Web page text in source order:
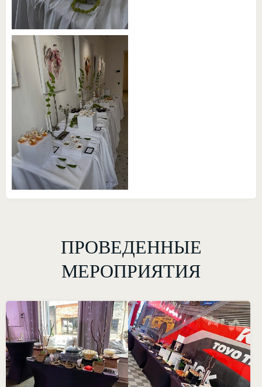
ПРОВЕДЕННЫЕ
МЕРОПРИЯТИЯ